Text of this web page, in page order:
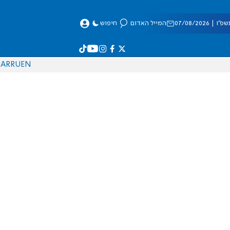
08/2026 המייל האדום חיפוש
EN
RU
AR